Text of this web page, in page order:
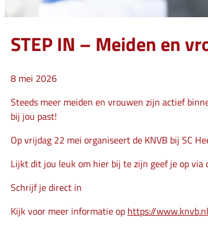
STEP IN – Meiden en
8 mei 2026
Steeds meer meiden en vrouwen zijn actief
bij jou past!
Op vrijdag 22 mei organiseert de KNVB bij SC
Lijkt dit jou leuk om hier bij te zijn geef je op via
Schrijf je direct in
Kijk voor meer informatie op https://